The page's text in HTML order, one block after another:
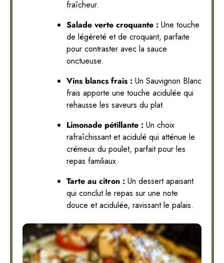
fraîcheur.
Salade verte croquante : Une touche
de légèreté et de croquant, parfaite
pour contraster avec la sauce
onctueuse.
Vins blancs frais : Un Sauvignon Blanc
frais apporte une touche acidulée qui
rehausse les saveurs du plat.
Limonade pétillante : Un choix
rafraîchissant et acidulé qui atténue le
crémeux du poulet, parfait pour les
repas familiaux.
Tarte au citron : Un dessert apaisant
qui conclut le repas sur une note
douce et acidulée, ravissant le palais.